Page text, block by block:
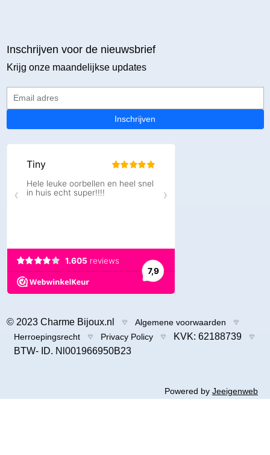
Inschrijven voor de nieuwsbrief
Krijg onze maandelijkse updates
Inschrijven
© 2023 Charme Bijoux.nl
Algemene voorwaarden
Herroepingsrecht
Privacy Policy
KVK: 62188739
BTW- ID. Nl001966950B23
Powered by Jeeigenweb